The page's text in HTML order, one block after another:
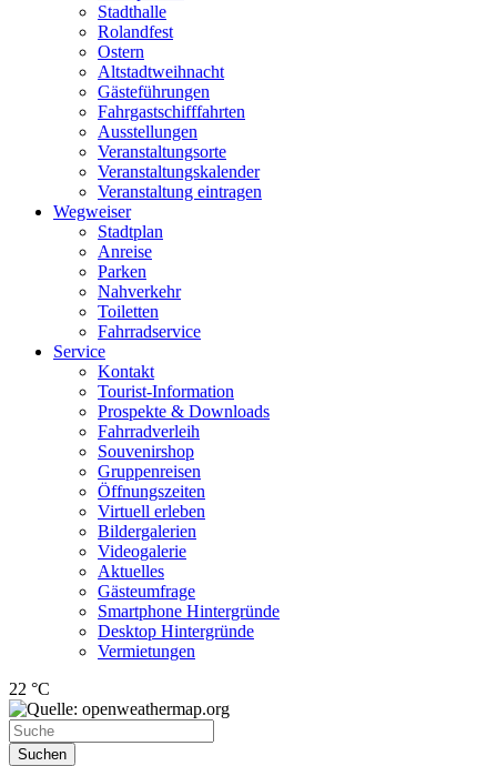
Stadthalle
Rolandfest
Ostern
Altstadtweihnacht
Gästeführungen
Fahrgastschifffahrten
Ausstellungen
Veranstaltungsorte
Veranstaltungskalender
Veranstaltung eintragen
Wegweiser
Stadtplan
Anreise
Parken
Nahverkehr
Toiletten
Fahrradservice
Service
Kontakt
Tourist-Information
Prospekte & Downloads
Fahrradverleih
Souvenirshop
Gruppenreisen
Öffnungszeiten
Virtuell erleben
Bildergalerien
Videogalerie
Aktuelles
Gästeumfrage
Smartphone Hintergründe
Desktop Hintergründe
Vermietungen
22 °C
Suchen